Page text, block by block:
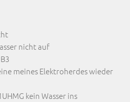
nicht auf
meines Elektroherdes wieder
kein Wasser ins